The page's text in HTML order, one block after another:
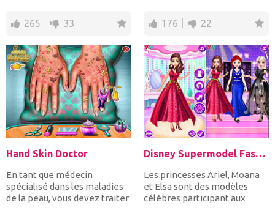
265 33 176 22
Hand Skin Doctor
En tant que médecin
spécialisé dans les maladies
de la peau, vous devez traiter
Disney Supermodel Fashion Show 1
Les princesses Ariel, Moana
et Elsa sont des modèles
célèbres participant aux